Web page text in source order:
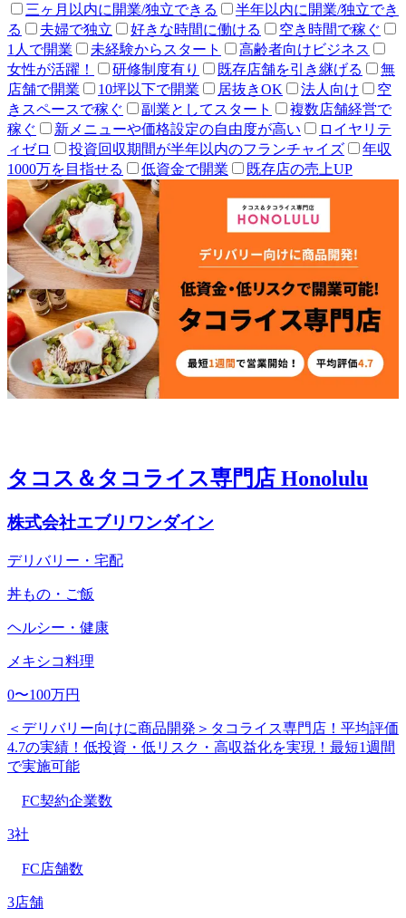
三ヶ月以内に開業/独立できる
半年以内に開業/独立でき
る
夫婦で独立 好きな時間に働ける
空き時間で稼ぐ
1人で開業
未経験からスタート
高齢者向けビジネス
女性が活躍！
研修制度有り 既存店舗を引き継げる
無
店舗で開業
10坪以下で開業 居抜きOK 法人向け
空
きスペースで稼ぐ
副業としてスタート
複数店舗経営で
稼ぐ
新メニューや価格設定の自由度が高い
ロイヤリテ
ィゼロ
投資回収期間が半年以内のフランチャイズ
年収
1000万を目指せる
低資金で開業 既存店の売上UP
タコス＆タコライス専門店 Honolulu
株式会社エブリワンダイン
デリバリー・宅配
丼もの・ご飯
ヘルシー・健康
メキシコ料理
0〜100万円
＜デリバリー向けに商品開発＞タコライス専門店！平均評価
4.7の実績！低投資・低リスク・高収益化を実現！最短1週間
で実施可能
FC契約企業数
3社
FC店舗数
3店舗